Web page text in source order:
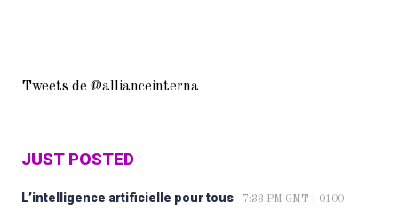
Tweets de @allianceinterna
JUST POSTED
L’intelligence artificielle pour tous 7:33 PM GMT+0100